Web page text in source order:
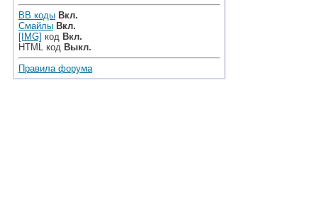
BB коды Вкл.
Смайлы Вкл.
[IMG] код Вкл.
HTML код Выкл.
Правила форума